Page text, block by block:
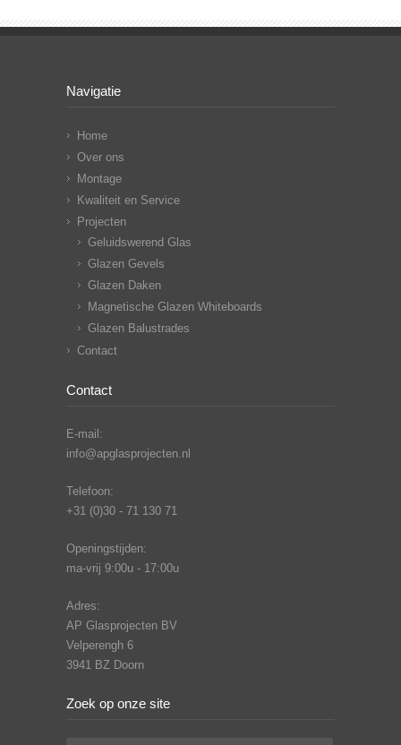
Navigatie
Home
Over ons
Montage
Kwaliteit en Service
Projecten
Geluidswerend Glas
Glazen Gevels
Glazen Daken
Magnetische Glazen Whiteboards
Glazen Balustrades
Contact
Contact
E-mail:
info@apglasprojecten.nl
Telefoon:
+31 (0)30 - 71 130 71
Openingstijden:
ma-vrij 9:00u - 17:00u
Adres:
AP Glasprojecten BV
Velperengh 6
3941 BZ Doorn
Zoek op onze site